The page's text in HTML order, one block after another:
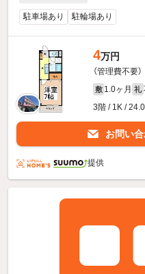
駐車場あり 駐輪場あり
4万円
（管理費不要）
敷 1.0ヶ月 礼
3階 / 1K /
お問い
提供